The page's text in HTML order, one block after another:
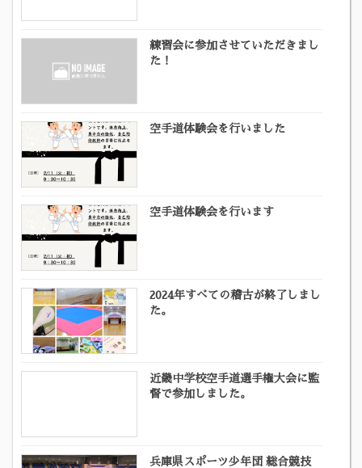
練習会に参加させていただきまし
た！
空手道体験会を行いました
空手道体験会を行います
2024年すべての稽古が終了しまし
た。
近畿中学校空手道選手権大会に監
督で参加しました。
兵庫県スポーツ少年団 総合競技